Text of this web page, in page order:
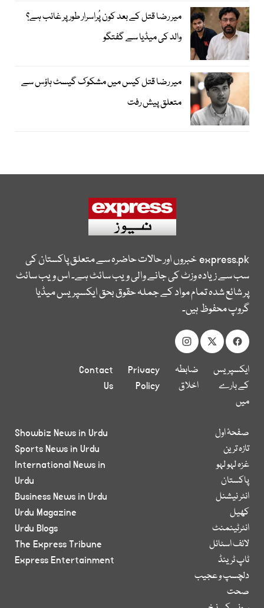
میر رضا قتل کے بعد کون پُراسرار طور پر غائب ہے؟
والد کی میڈیا سے گفتگو
میر رضا قتل کیس میں مشکوک گیسٹ ہاؤس سے
متعلق پیش رفت
express.pkخبروں اور حالات حاضرہ سے متعلق پاکستان کی
سب سے زیادہ وزٹ کی جانے والی ویب سائٹ ہے۔ اس ویب سائٹ
پر شائع شدہ تمام مواد کے جملہ حقوق بحق ایکسپریس میڈیا
گروپ محفوظ ہیں۔
ایکسپریس
کے بارے
میں
ضابطہ
اخلاق
Privacy
Policy
Contact
Us
صفحۂ اول
تازہ ترین
غزہ لہو لہو
پاکستان
انٹر نیشنل
کھیل
انٹرٹینمنٹ
لائف اسٹائل
ٹاپ ٹرینڈ
دلچسپ و عجیب
صحت
Showbiz News in Urdu
Sports News in Urdu
International News in
Urdu
Business News in Urdu
Urdu Magazine
Urdu Blogs
The Express Tribune
Express Entertainment